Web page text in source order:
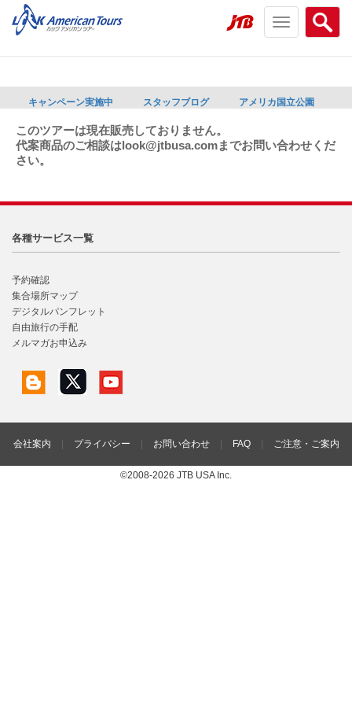
Search
menu
Toggle
navigation
キャンペーン実施中 スタッフブログ アメリカ国立公園
このツアーは現在販売しておりません。
代案商品のご相談はlook@jtbusa.comまでお問い合わせくだ
さい。
各種サービス一覧
予約確認
集合場所マップ
デジタルパンフレット
自由旅行の手配
メルマガお申込み
会社案内 プライバシー お問い合わせ FAQ ご注意・ご案内
©2008-2026 JTB USA Inc.